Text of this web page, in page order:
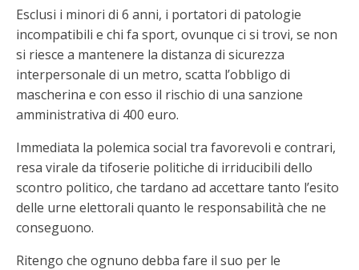
Esclusi i minori di 6 anni, i portatori di patologie
incompatibili e chi fa sport, ovunque ci si trovi, se non
si riesce a mantenere la distanza di sicurezza
interpersonale di un metro, scatta l’obbligo di
mascherina e con esso il rischio di una sanzione
amministrativa di 400 euro.
Immediata la polemica social tra favorevoli e contrari,
resa virale da tifoserie politiche di irriducibili dello
scontro politico, che tardano ad accettare tanto l’esito
delle urne elettorali quanto le responsabilità che ne
conseguono.
Ritengo che ognuno debba fare il suo per le